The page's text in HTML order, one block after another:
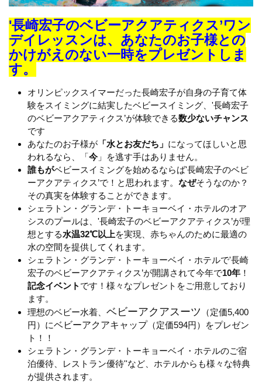
'長崎宏子のベビーアクアティクス’ワン
デイレッスンは、あなたのお子様との
かけがえのない一時をプレゼントしま
す。
オリンピックスイマーだった長崎宏子が自身の子育て体
験をスイミングに結実したベビースイミング、'長崎宏子
のベビーアクアティクス’が体験できる数少ないチャンス
です
あなたのお子様が 「水とお友だち」 になってほしいと思
われるなら、「今 」を逃す手はありません。
誰もがベビースイミングを始めるならば'長崎宏子のベビ
ーアクアティクス’で！と思われます。 なぜそうなのか？
その真実を体験することができます。
シェラトン・グランデ・トーキョーベイ・ホテルのオア
シスのプールは、'長崎宏子のベビーアクアティクス’が理
想とする水温32℃以上を実現、赤ちゃんのために最適の
水の空間を提供してくれます。
シェラトン・グランデ・トーキョーベイ・ホテルで'長崎
宏子のベビーアクアティクス’が開講されて今年で10年 ！
記念イベント です！様々なプレゼントをご用意しており
ます。
理想のベビー水着、 ベビーアクアスーツ
（定価5,400
円）にベビーアクアキャップ（定価594円）をプレゼン
ト！！
シェラトン・グランデ・トーキョーベイ・ホテルのご宿
泊優待、レストラン優待''など、ホテルからも様々な特典
が提供されます。